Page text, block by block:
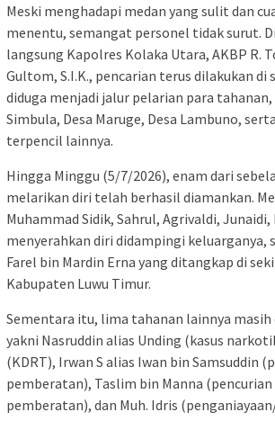
Meski menghadapi medan yang sulit dan
menentu, semangat personel tidak surut.
langsung Kapolres Kolaka Utara, AKBP R.
Gultom, S.I.K., pencarian terus dilakukan
diduga menjadi jalur pelarian para
Simbula, Desa Maruge, Desa Lambuno,
terpencil lainnya.
Hingga Minggu (5/7/2026), enam dari
melarikan diri telah berhasil diamankan.
Muhammad Sidik, Sahrul, Agrivaldi,
menyerahkan diri didampingi keluarganya,
Farel bin Mardin Erna yang ditangkap di
Kabupaten Luwu Timur.
Sementara itu, lima tahanan lainnya masih
yakni Nasruddin alias Unding (kasus
(KDRT), Irwan S alias Iwan bin Samsuddin
pemberatan), Taslim bin Manna (pencurian
pemberatan), dan Muh. Idris